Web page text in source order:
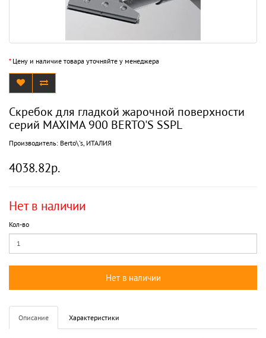
*Цену и наличие товара уточняйте у менеджера
Скребок для гладкой жарочной поверхности
серий MAXIMA 900 BERTO'S SSPL
Производитель: Berto\'s, ИТАЛИЯ
4038.82р.
Нет в наличии
Кол-во
Нет в наличии
Описание Характеристики